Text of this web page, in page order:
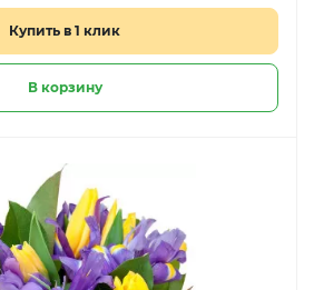
Купить в 1 клик
В корзину